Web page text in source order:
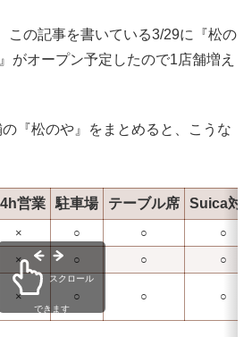
この記事を書いている3/29に『松の
がオープン予定したので1店舗増え
『松のや』をまとめると、こうな
営業 駐車場 テーブル席 Suica対
× ○ ○
○
× ○ ○
○
× ○ ○ ○
スクロール
できます